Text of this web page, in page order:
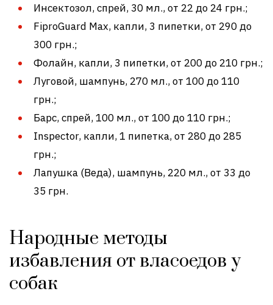
Инсектозол, спрей, 30 мл., от 22 до 24 грн.;
FiproGuard Max, капли, 3 пипетки, от 290 до
300 грн.;
Фолайн, капли, 3 пипетки, от 200 до 210 грн.;
Луговой, шампунь, 270 мл., от 100 до 110
грн.;
Барс, спрей, 100 мл., от 100 до 110 грн.;
Inspector, капли, 1 пипетка, от 280 до 285
грн.;
Лапушка (Веда), шампунь, 220 мл., от 33 до
35 грн.
Народные методы
избавления от власоедов у
собак